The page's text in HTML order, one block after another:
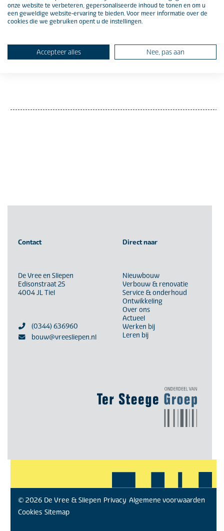
Contact
De Vree en Sliepen
Edisonstraat 25
4004 JL Tiel
(0344) 636960
bouw@vreesliepen.nl
Direct naar
Nieuwbouw
Verbouw & renovatie
Service & onderhoud
Ontwikkeling
Over ons
Actueel
Werken bij
Leren bij
© 2026 De Vree & Sliepen Privacy Algemene voorwaarden
Cookies Sitemap
onze website te verbeteren, gepersonaliseerde inhoud te tonen en om u
een geweldige website-ervaring te bieden. Voor meer informatie over de
cookies die we gebruiken opent u de instellingen.
Accepteer alles Nee, pas aan